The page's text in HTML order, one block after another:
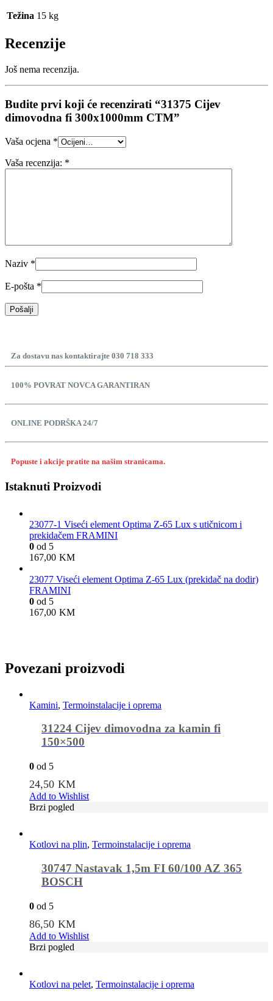
Težina 15 kg
Recenzije
Još nema recenzija.
Budite prvi koji će recenzirati “31375 Cijev
dimovodna fi 300x1000mm CTM”
Vaša ocjena *
Vaša recenzija: *
Naziv *
E-pošta *
Za dostavu nas kontaktirajte 030 718 333
100% POVRAT NOVCA GARANTIRAN
ONLINE PODRŠKA 24/7
Popuste i akcije pratite na našim stranicama.
Istaknuti Proizvodi
23077-1 Viseći element Optima Z-65 Lux s utičnicom i
prekidačem FRAMINI
0 od 5
167,00 KM
23077 Viseći element Optima Z-65 Lux (prekidač na dodir)
FRAMINI
0 od 5
167,00 KM
Povezani proizvodi
Kamini, Termoinstalacije i oprema
31224 Cijev dimovodna za kamin fi
150×500
0 od 5
24,50 KM
Add to Wishlist
Brzi pogled
Kotlovi na plin, Termoinstalacije i oprema
30747 Nastavak 1,5m FI 60/100 AZ 365
BOSCH
0 od 5
86,50 KM
Add to Wishlist
Brzi pogled
Kotlovi na pelet, Termoinstalacije i oprema